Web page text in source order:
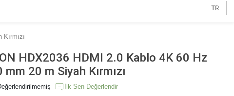
TR
HDX2036 HDMI 2.0 Kablo 4K 60 Hz
mm 20 m Siyah Kırmızı
İlk Sen Değerlendir